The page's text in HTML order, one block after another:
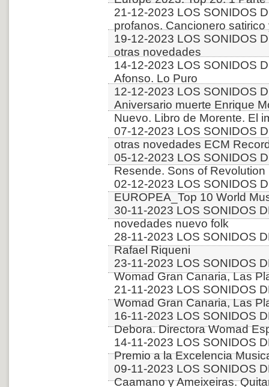
21-12-2023 LOS SONIDOS
profanos. Cancionero
19-12-2023 LOS SONIDOS
otras novedades
14-12-2023 LOS SONIDOS
Afonso. Lo Puro
12-12-2023 LOS SONIDOS
Aniversario muerte Enrique
Nuevo. Libro de Morente. El
07-12-2023 LOS SONIDOS
otras novedades ECM
05-12-2023 LOS SONIDOS
Resende. Sons of Revolution
02-12-2023 LOS SONIDOS
EUROPEA_Top 10 World
30-11-2023 LOS SONIDOS
novedades nuevo folk
28-11-2023 LOS SONIDOS
Rafael Riqueni
23-11-2023 LOS SONIDOS
Womad Gran Canaria, Las
21-11-2023 LOS SONIDOS
Womad Gran Canaria, Las
16-11-2023 LOS SONIDOS
Debora. Directora Womad
14-11-2023 LOS SONIDOS
Premio a la Excelencia
09-11-2023 LOS SONIDOS
Caamano y Ameixeiras.